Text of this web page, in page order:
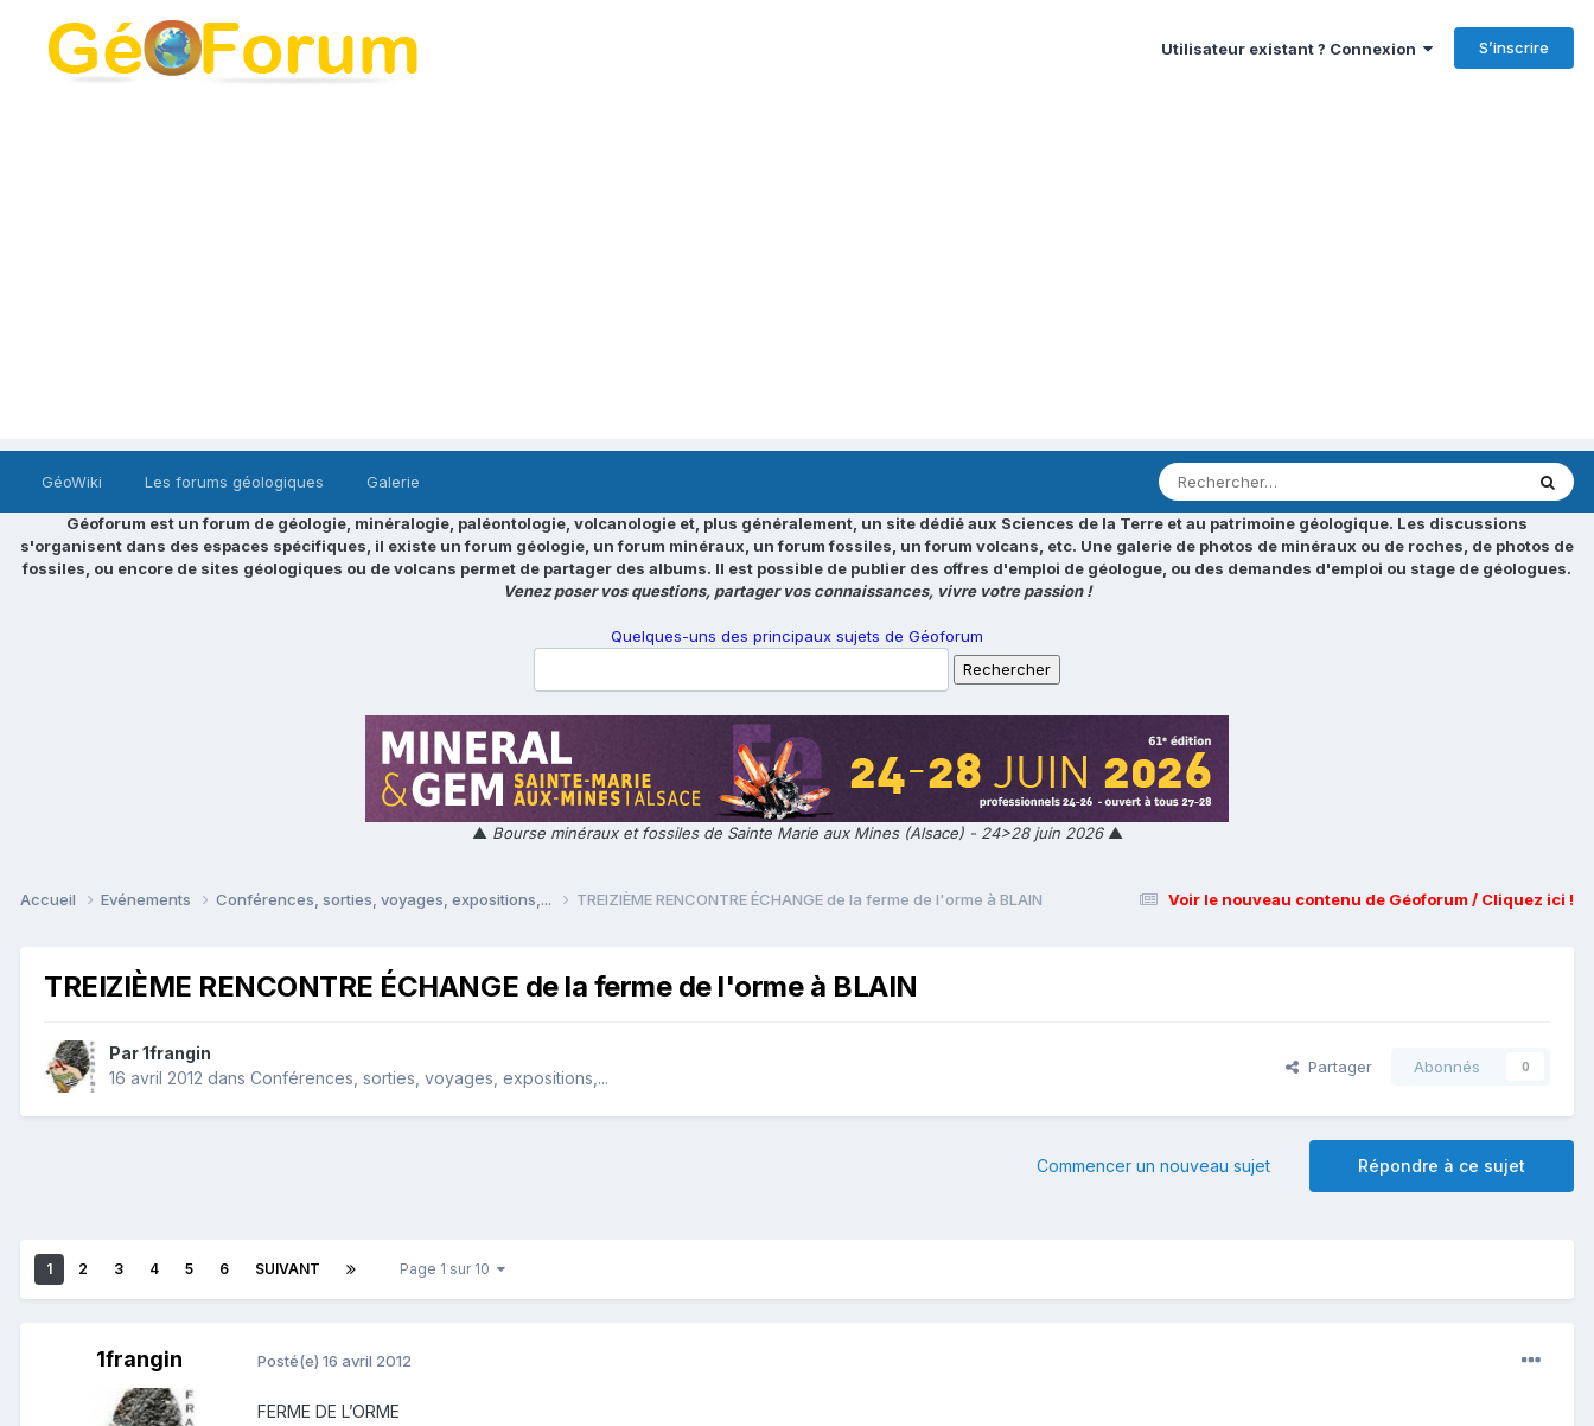
Utilisateur existant ? Connexion S’inscrire
GéoWiki Les forums géologiques Galerie
Géoforum est un forum de géologie, minéralogie, paléontologie, volcanologie et, plus généralement, un site dédié aux Sciences de la Terre et au patrimoine géologique. Les discussions
s'organisent dans des espaces spécifiques, il existe un forum géologie, un forum minéraux, un forum fossiles, un forum volcans, etc. Une galerie de photos de minéraux ou de roches, de photos de
fossiles, ou encore de sites géologiques ou de volcans permet de partager des albums. Il est possible de publier des offres d'emploi de géologue, ou des demandes d'emploi ou stage de géologues.
Venez poser vos questions, partager vos connaissances, vivre votre passion !
Quelques-uns des principaux sujets de Géoforum
▲ Bourse minéraux et fossiles de Sainte Marie aux Mines (Alsace) - 24>28 juin 2026▲
Voir le nouveau contenu de Géoforum / Cliquez ici !
Accueil Evénements Conférences, sorties, voyages, expositions,... TREIZIÈME RENCONTRE ÉCHANGE de la ferme de l'orme à BLAIN
TREIZIÈME RENCONTRE ÉCHANGE de la ferme de l'orme à BLAIN
Par1frangin
16 avril 2012 dans Conférences, sorties, voyages, expositions,...
Partager Abonnés 0
Répondre à ce sujet
Commencer un nouveau sujet
1 2 3 4 5 6 SUIVANT Page 1 sur 10
1frangin Posté(e) 16 avril 2012
FERME DE L’ORME